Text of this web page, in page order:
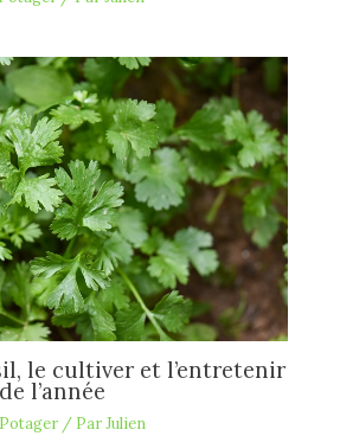
le cultiver et l’entretenir
l’année
Potager/ ParJulien